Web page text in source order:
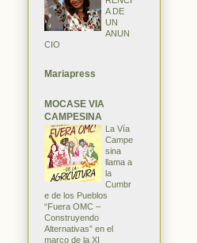
A DE
UN
ANUN
CIO
Mariapress
MOCASE VIA
CAMPESINA
La Vía
Campe
sina
llama a
la
Cumbr
e de los Pueblos
“Fuera OMC –
Construyendo
Alternativas” en el
marco de la XI